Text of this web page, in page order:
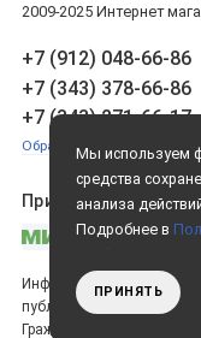
2009-2025 Интернет
+7 (912) 048-66-86
+7 (343) 378-66-86
+7 (343) 271-66-17
Обратный звонок
Принимаем
Информация на сайте
публичной офертой,
Гражданского кодекса РФ
Мы используем
средства
анализа
Подробнее в
если даете
ПРИНЯТЬ